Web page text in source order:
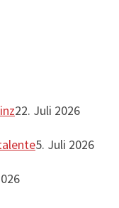
22. Juli 2026
5. Juli 2026